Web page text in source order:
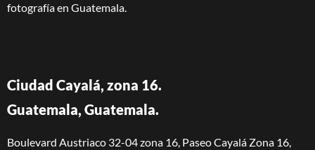
fotografía en Guatemala.
Ciudad Cayalá, zona 16.
Guatemala, Guatemala.
Boulevard Austriaco 32-04 zona 16, Paseo Cayalá Zona 16,